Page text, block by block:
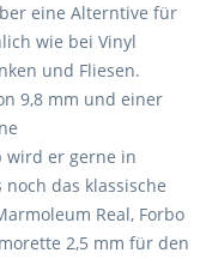
eine Alterntive für
wie bei Vinyl
und Fliesen.
9,8 mm und einer
wird er gerne in
das klassische
Real, Forbo
2,5 mm für den